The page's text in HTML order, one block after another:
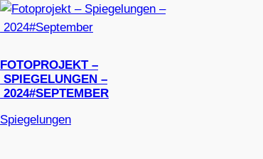
FOTOPROJEKT –
SPIEGELUNGEN –
2024#SEPTEMBER
Spiegelungen